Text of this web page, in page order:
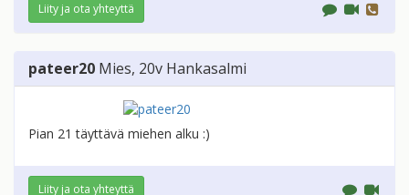
Liity ja ota yhteyttä
pateer20 Mies, 20v Hankasalmi
Pian 21 täyttävä miehen alku :)
Liity ja ota yhteyttä